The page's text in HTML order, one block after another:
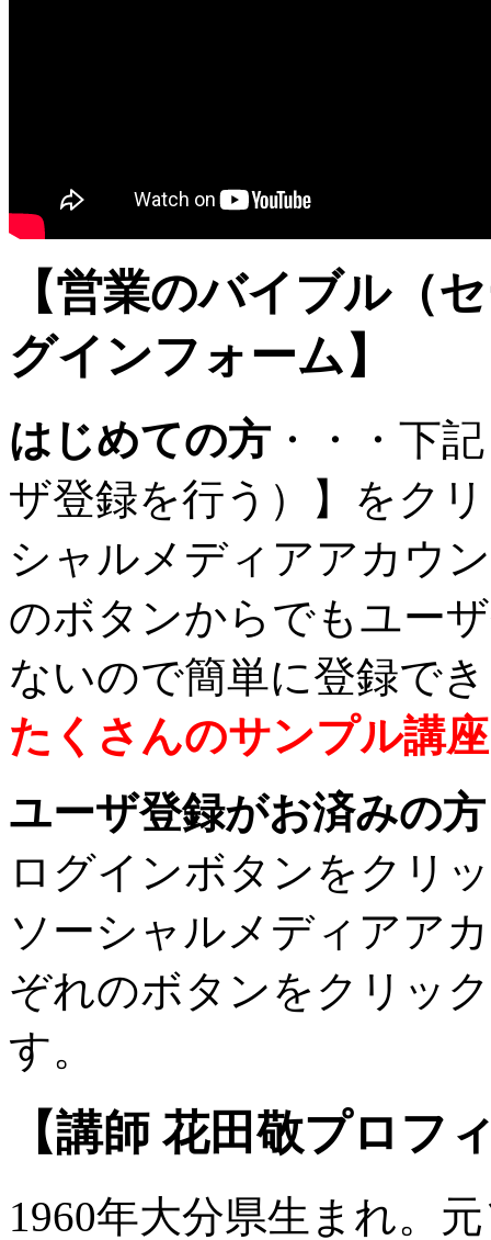
【営業のバイブル（
グインフォーム】
はじめての方 ・・・下
ザ登録を行う）】をク
シャルメディアアカウ
のボタンからでもユー
ないので簡単に登録で
たくさんのサンプル講
ユーザ登録がお済みの方
ログインボタンをクリ
ソーシャルメディアア
ぞれのボタンをクリッ
す。
【講師 花田敬プロフ
1960年大分県生まれ。